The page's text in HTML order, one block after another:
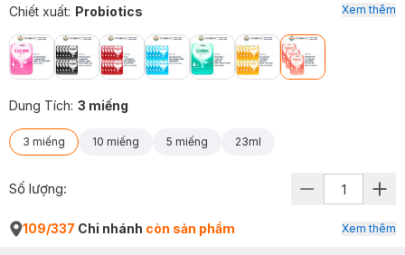
Chiết xuất: Probiotics
Dung Tích: 3 miếng
3 miếng 10 miếng 5 miếng 23ml
Xem thêm
Số lượng:
109/337 Chi nhánh còn sản phẩm Xem thêm